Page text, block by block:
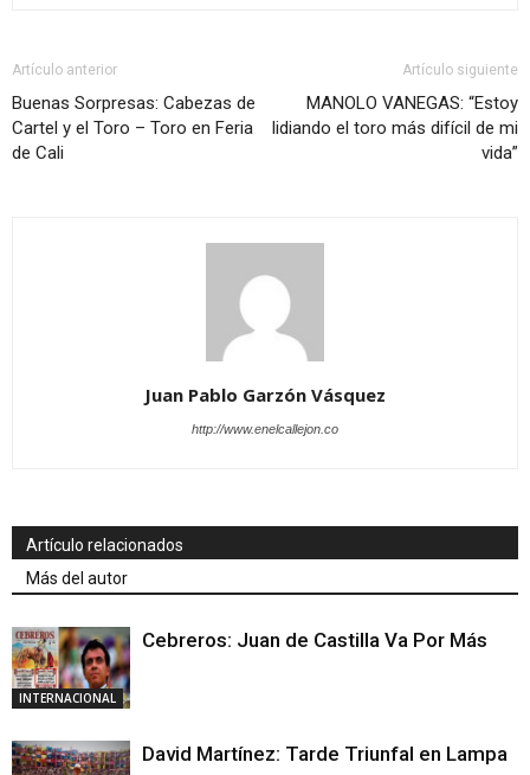
Artículo anterior
Buenas Sorpresas: Cabezas de
Cartel y el Toro – Toro en Feria
de Cali
Artículo siguiente
MANOLO VANEGAS: “Estoy
lidiando el toro más difícil de mi
vida”
Juan Pablo Garzón Vásquez
http://www.enelcallejon.co
Artículo relacionados
Más del autor
INTERNACIONAL
Cebreros: Juan de Castilla Va Por Más
David Martínez: Tarde Triunfal en Lampa